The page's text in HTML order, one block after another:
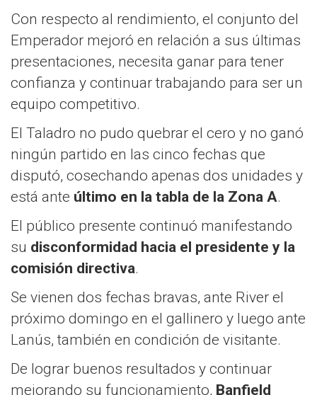
Con respecto al rendimiento, el conjunto del
Emperador mejoró en relación a sus últimas
presentaciones, necesita ganar para tener
confianza y continuar trabajando para ser un
equipo competitivo.
El Taladro no pudo quebrar el cero y no ganó
ningún partido en las cinco fechas que
disputó, cosechando apenas dos unidades y
está ante último en la tabla de la Zona A.
El público presente continuó manifestando
su disconformidad hacia el presidente y la
comisión directiva.
Se vienen dos fechas bravas, ante River el
próximo domingo en el gallinero y luego ante
Lanús, también en condición de visitante.
De lograr buenos resultados y continuar
mejorando su funcionamiento, Banfield